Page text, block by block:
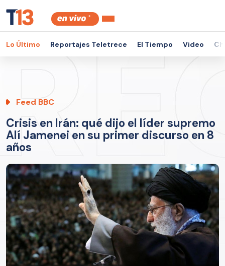
Lo Último Reportajes Teletrece El Tiempo Video
Feed BBC
Crisis en Irán: qué dijo el líder supremo
Alí Jamenei en su primer discurso en 8
años